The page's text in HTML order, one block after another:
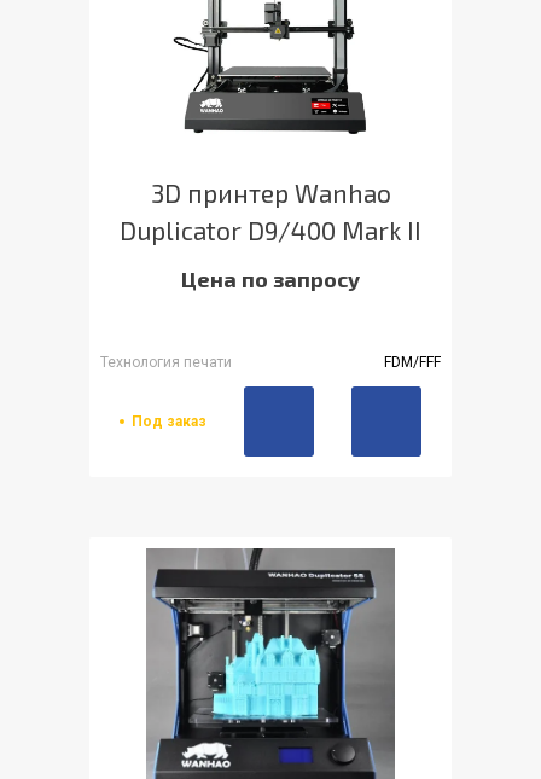
3D принтер Wanhao
Duplicator D9/400 Mark II
Цена по запросу
Технология печати FDM/FFF
Под заказ